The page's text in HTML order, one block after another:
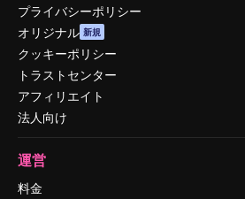
プライバシーポリシー
オリジナル 新規
クッキーポリシー
トラストセンター
アフィリエイト
法人向け
運営
料金